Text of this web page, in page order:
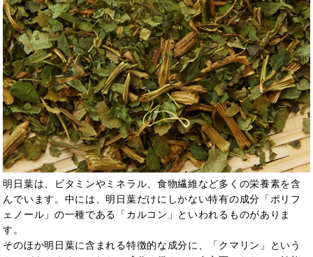
明日葉は、ビタミンやミネラル、食物繊維など多くの栄養素を含
んでいます。中には、明日葉だけにしかない特有の成分「ポリフ
ェノール」の一種である「カルコン」といわれるものがありま
す。
そのほか明日葉に含まれる特徴的な成分に、「クマリン」という